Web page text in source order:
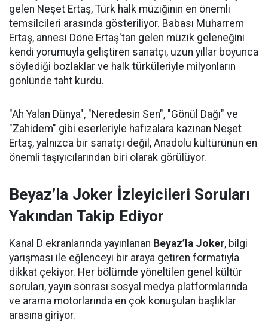
gelen Neşet Ertaş, Türk halk müziğinin en önemli
temsilcileri arasında gösteriliyor. Babası Muharrem
Ertaş, annesi Döne Ertaş'tan gelen müzik geleneğini
kendi yorumuyla geliştiren sanatçı, uzun yıllar boyunca
söylediği bozlaklar ve halk türküleriyle milyonların
gönlünde taht kurdu.
"Ah Yalan Dünya", "Neredesin Sen", "Gönül Dağı" ve
"Zahidem" gibi eserleriyle hafızalara kazınan Neşet
Ertaş, yalnızca bir sanatçı değil, Anadolu kültürünün en
önemli taşıyıcılarından biri olarak görülüyor.
Beyaz’la Joker İzleyicileri Soruları
Yakından Takip Ediyor
Kanal D ekranlarında yayınlanan Beyaz’la Joker, bilgi
yarışması ile eğlenceyi bir araya getiren formatıyla
dikkat çekiyor. Her bölümde yöneltilen genel kültür
soruları, yayın sonrası sosyal medya platformlarında
ve arama motorlarında en çok konuşulan başlıklar
arasına giriyor.